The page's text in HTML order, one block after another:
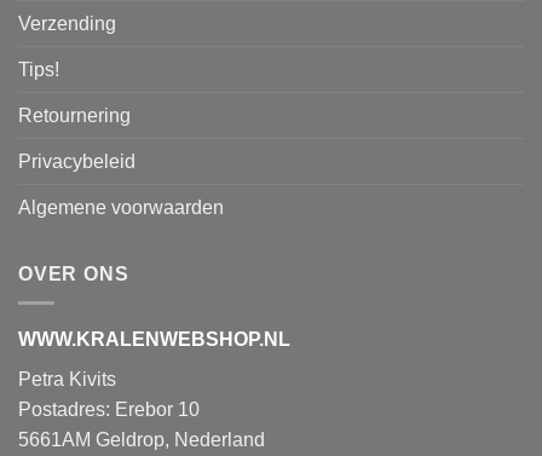
Verzending
Tips!
Retournering
Privacybeleid
Algemene voorwaarden
OVER ONS
WWW.KRALENWEBSHOP.NL
Petra Kivits
Postadres: Erebor 10
5661AM Geldrop, Nederland